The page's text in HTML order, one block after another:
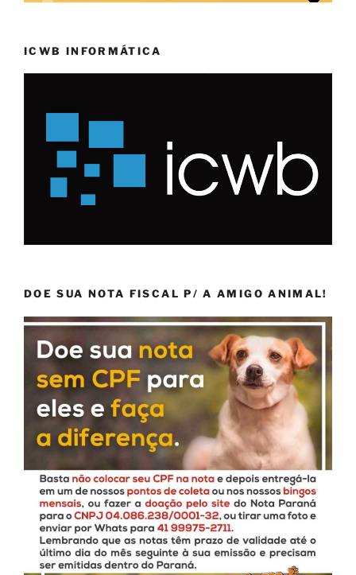
ICWB INFORMÁTICA
DOE SUA NOTA FISCAL P/ A AMIGO ANIMAL!